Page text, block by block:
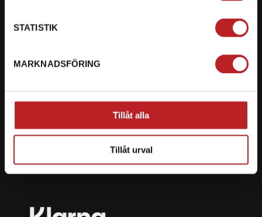
STATISTIK
MARKNADSFÖRING
Tillåt alla
Tillåt urval
Ryckepungsvägen 3, 79177 Falun
Vi erbjuder flera olika betalsätt. Dina köp är alltid
skyddade med krypteringsteknik.